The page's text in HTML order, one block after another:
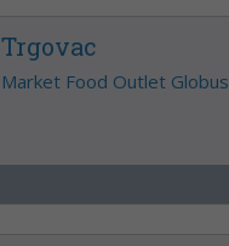
Trgovac
Market Food Outlet Globus